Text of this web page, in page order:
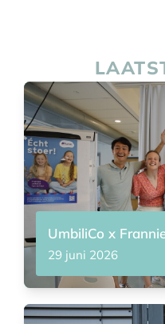
UmbiliCo x
29 juni 2026